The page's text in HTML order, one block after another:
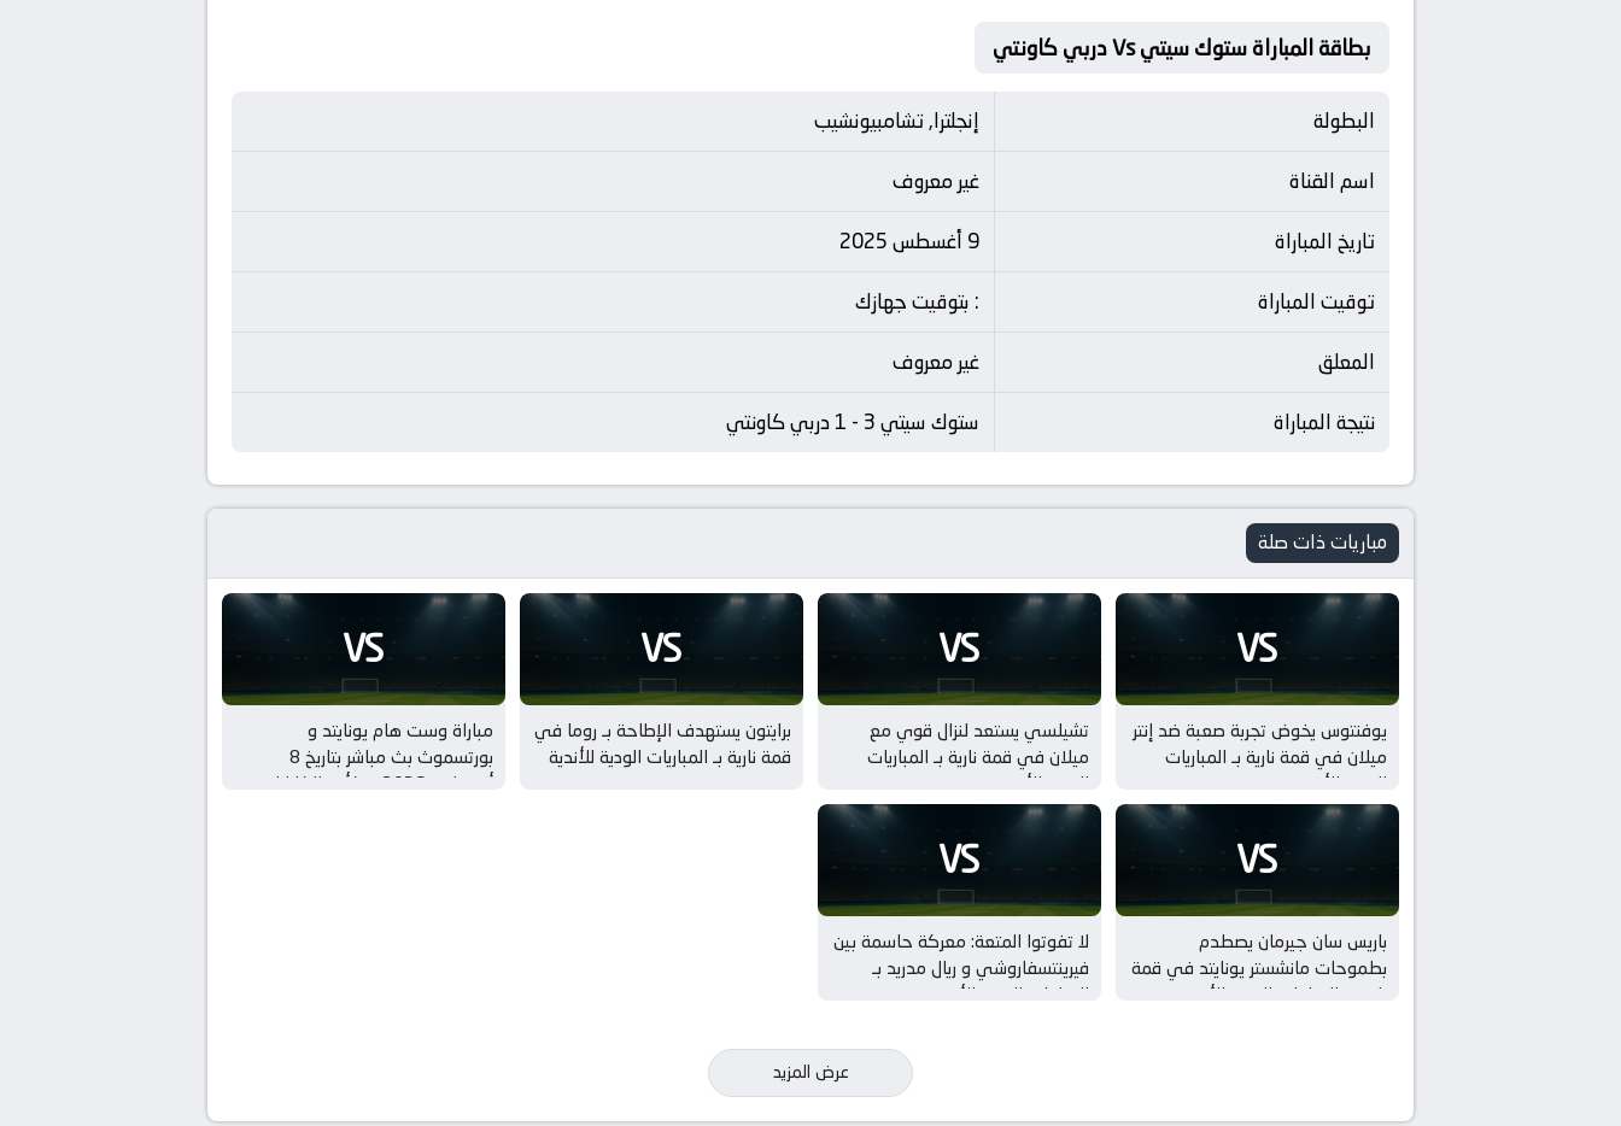
بطاقة المباراة ستوك سيتي Vs دربي كاونتي
البطولة
إنجلترا, تشامبيونشيب
اسم القناة
غير معروف
تاريخ المباراة
9 أغسطس 2025
توقيت المباراة
: بتوقيت جهازك
المعلق
غير معروف
نتيجة المباراة
ستوك سيتي 3 - 1 دربي كاونتي
مباريات ذات صلة
VS
يوفنتوس يخوض تجربة صعبة ضد إنتر
ميلان في قمة نارية بـ المباريات
الودية للأندية
VS
تشيلسي يستعد لنزال قوي مع
ميلان في قمة نارية بـ المباريات
الودية للأندية
VS
برايتون يستهدف الإطاحة بـ روما في
قمة نارية بـ المباريات الودية للأندية
VS
مباراة وست هام يونايتد و
بورتسموث بث مباشر بتاريخ 8
أغسطس 2026 بـ كأس الكاراباو –
VS
باريس سان جيرمان يصطدم
بطموحات مانشستر يونايتد في قمة
نارية بـ المباريات الودية للأندية
VS
لا تفوتوا المتعة: معركة حاسمة بين
فيرينتسفاروشي و ريال مدريد بـ
المباريات الودية للأندية
عرض المزيد